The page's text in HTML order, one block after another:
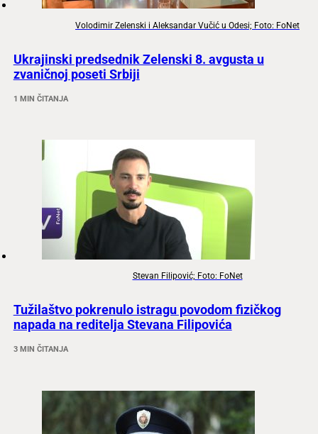
Volodimir Zelenski i Aleksandar Vučić u Odesi; Foto: FoNet
Ukrajinski predsednik Zelenski 8. avgusta u
zvaničnoj poseti Srbiji
1 MIN ČITANJA
Stevan Filipović; Foto: FoNet
Tužilaštvo pokrenulo istragu povodom fizičkog
napada na reditelja Stevana Filipovića
3 MIN ČITANJA